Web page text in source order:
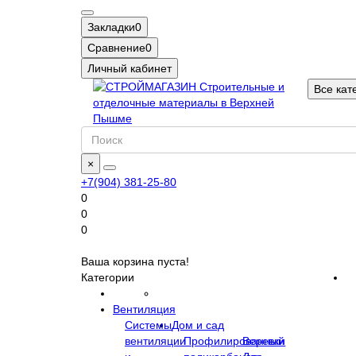
Закладки0
Сравнение0
Личный кабинет
Все
×
+7(904) 381-25-80
0
0
0
Ваша корзина пуста!
Категории
Вентиляция
Системы
вентиляции
Дом и сад
Профилированный
Веревки